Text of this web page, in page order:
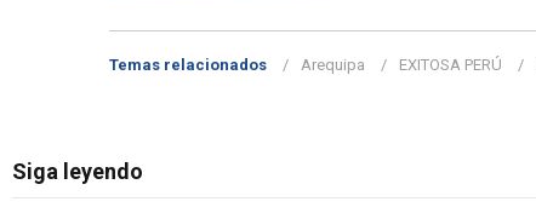
Temas relacionados Arequipa EXITOSA PERÚ
Siga leyendo